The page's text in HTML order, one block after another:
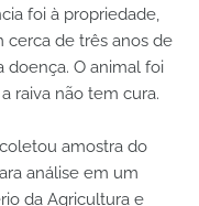
foi à propriedade,
de três anos de
doença. O animal foi
raiva não tem cura.
amostra do
análise em um
da Agricultura e